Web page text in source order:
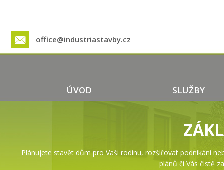
ÚVOD SLUŽBY
office@industriastavby.cz
Plánujete stavět dům pro Vaši rodinu, rozšiřovat podnikání
plánů či Vás čistě